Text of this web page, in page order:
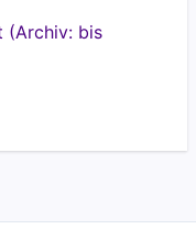
(Archiv: bis